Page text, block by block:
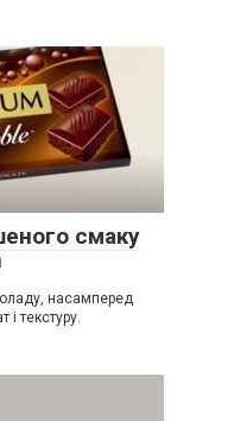
смаку
насамперед
і текстуру.